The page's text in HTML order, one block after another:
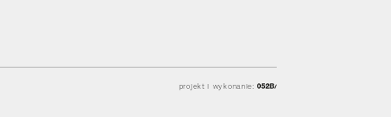
projekt i wykonanie: